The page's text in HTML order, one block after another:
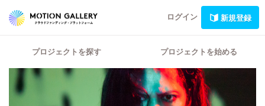
ログイン 新規登録
プロジェクトを探す プロジェクトを始める